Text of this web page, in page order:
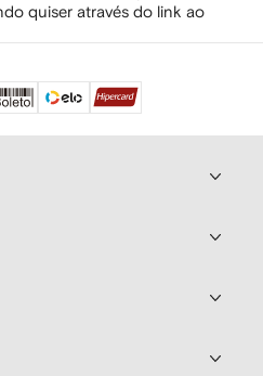
quiser através do link ao